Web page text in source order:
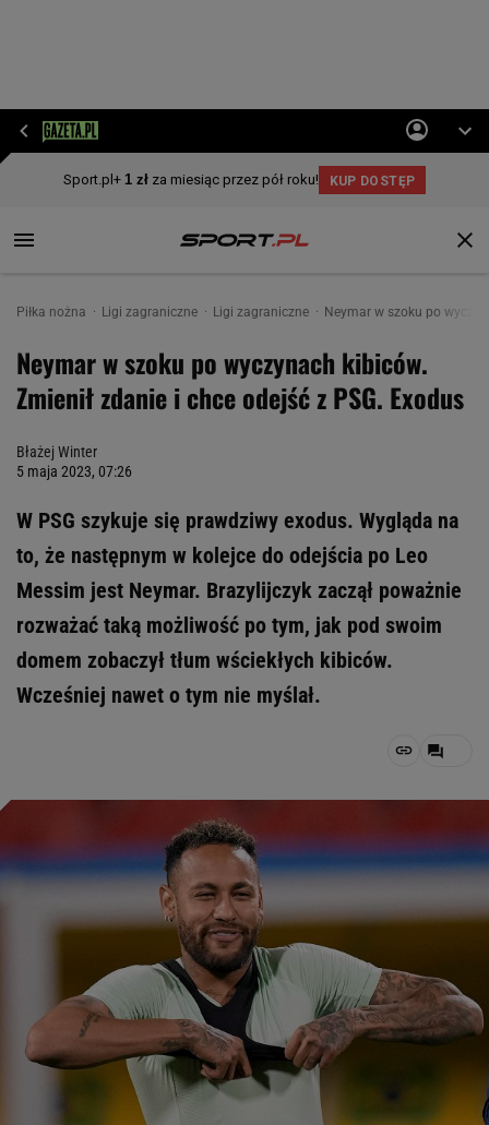
Piłka nożna Ligi zagraniczne Ligi zagraniczne Neymar w szoku po
Neymar w szoku po wyczynach kibiców.
Zmienił zdanie i chce odejść z PSG. Exodus
Błażej Winter
5 maja 2023, 07:26
W PSG szykuje się prawdziwy exodus. Wygląda na
to, że następnym w kolejce do odejścia po Leo
Messim jest Neymar. Brazylijczyk zaczął poważnie
rozważać taką możliwość po tym, jak pod swoim
domem zobaczył tłum wściekłych kibiców.
Wcześniej nawet o tym nie myślał.